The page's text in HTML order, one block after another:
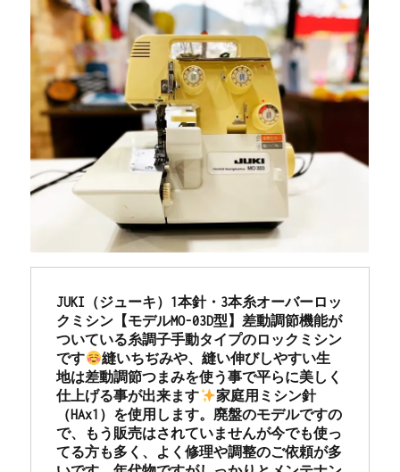
JUKI（ジューキ）1本針・3本糸オーバーロッ
クミシン【モデルMO-03D型】差動調節機能が
ついている糸調子手動タイプのロックミシン
です
縫いちぢみや、縫い伸びしやすい生
地は差動調節つまみを使う事で平らに美しく
仕上げる事が出来ます
家庭用ミシン針
（HAx1）を使用します。廃盤のモデルですの
で、もう販売はされていませんが今でも使っ
てる方も多く、よく修理や調整のご依頼が多